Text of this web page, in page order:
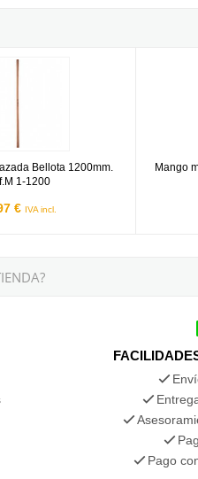
Bellota 1200mm.
1-1200
€ IVA incl.
Bellota 1200mm. Ref.M 1-
Mango
Mango
Pago